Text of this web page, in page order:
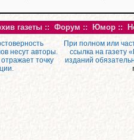
газеты :: Форум :: Юмор ::
несут авторы.
точку
При полном или
ссылка на газету
изданий